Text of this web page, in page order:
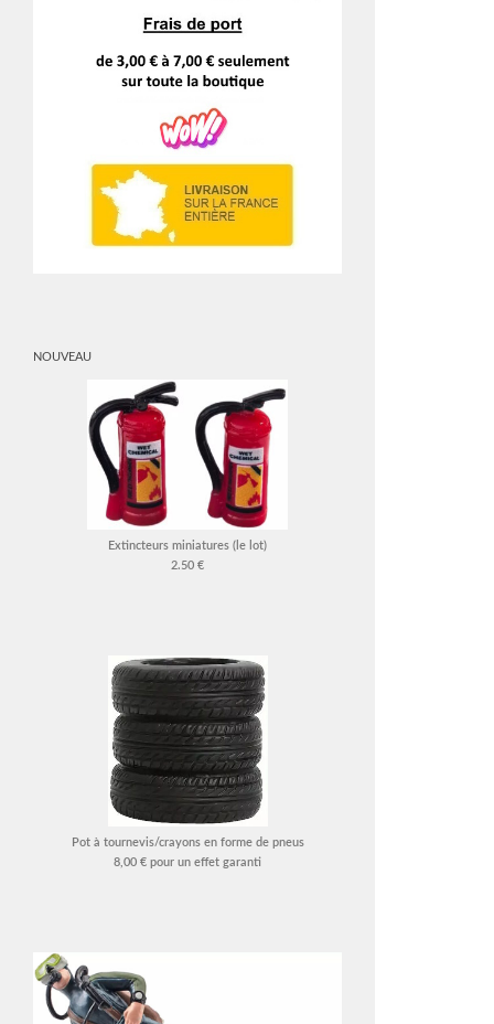
NOUVEAU
Extincteurs miniatures (le lot)
2.50 €
Pot à tournevis/crayons en forme de pneus
8,00 € pour un effet garanti